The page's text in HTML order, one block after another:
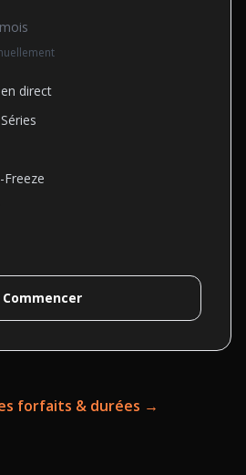
direct
Commencer
forfaits & durées →